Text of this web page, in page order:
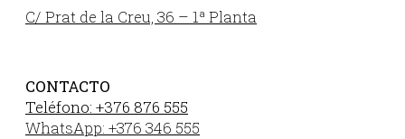
C/ Prat de la Creu, 36 – 1ª Planta
CONTACTO
Teléfono: +376 876 555
WhatsApp: +376 346 555